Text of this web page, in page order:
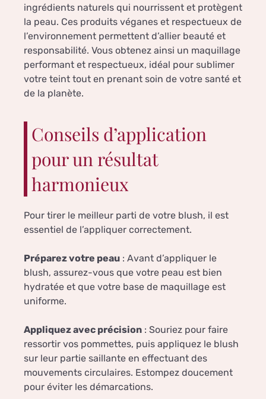
ingrédients naturels qui nourrissent et protègent
la peau. Ces produits véganes et respectueux de
l’environnement permettent d’allier beauté et
responsabilité. Vous obtenez ainsi un maquillage
performant et respectueux, idéal pour sublimer
votre teint tout en prenant soin de votre santé et
de la planète.
Conseils d’application
pour un résultat
harmonieux
Pour tirer le meilleur parti de votre blush, il est
essentiel de l’appliquer correctement.
Préparez votre peau : Avant d’appliquer le
blush, assurez-vous que votre peau est bien
hydratée et que votre base de maquillage est
uniforme.
Appliquez avec précision : Souriez pour faire
ressortir vos pommettes, puis appliquez le blush
sur leur partie saillante en effectuant des
mouvements circulaires. Estompez doucement
pour éviter les démarcations.